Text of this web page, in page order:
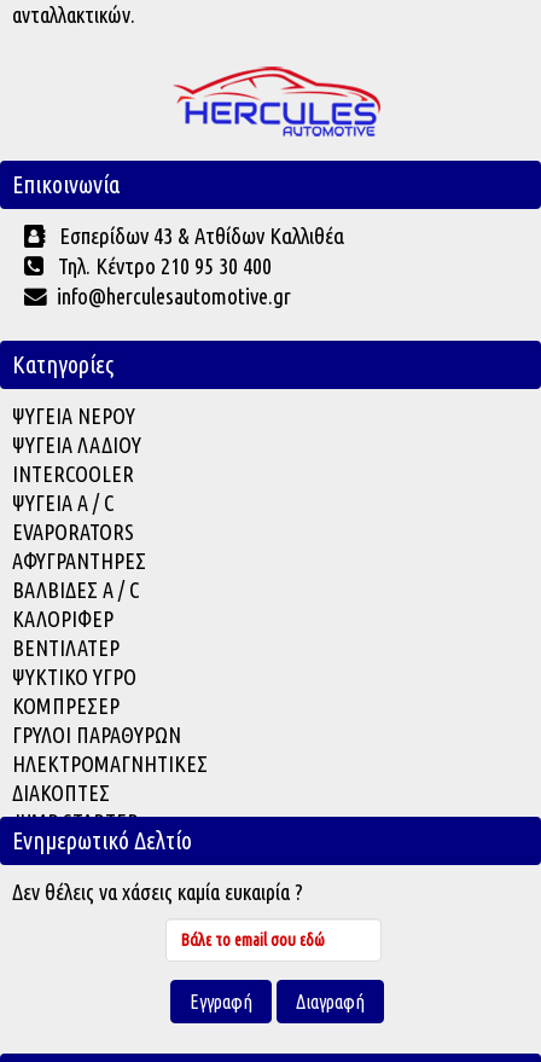
ανταλλακτικών.
Επικοινωνία
Εσπερίδων 43 & Ατθίδων Καλλιθέα
Τηλ. Κέντρο 210 95 30 400
info@herculesautomotive.gr
Κατηγορίες
ΨΥΓΕΙΑ ΝΕΡΟΥ
ΨΥΓΕΙΑ ΛΑΔΙΟΥ
INTERCOOLER
ΨΥΓΕΙΑ A / C
EVAPORATORS
ΑΦΥΓΡΑΝΤΗΡΕΣ
ΒΑΛΒΙΔΕΣ A / C
ΚΑΛΟΡΙΦΕΡ
ΒΕΝΤΙΛΑΤΕΡ
ΨΥΚΤΙΚΟ ΥΓΡΟ
ΚΟΜΠΡΕΣΕΡ
ΓΡΥΛΟΙ ΠΑΡΑΘΥΡΩΝ
ΗΛΕΚΤΡΟΜΑΓΝΗΤΙΚΕΣ
ΔΙΑΚΟΠΤΕΣ
JUMP STARTER
ACCESSORIES
Ενημερωτικό Δελτίο
Δεν θέλεις να χάσεις καμία ευκαιρία ?